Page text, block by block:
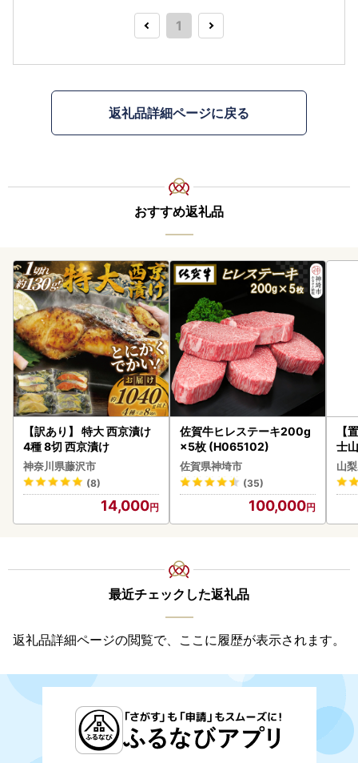
1
返礼品詳細ページに戻る
おすすめ返礼品
【訳あり】 特大 西京漬け
4種 8切 西京漬け
神奈川県藤沢市
(8)
14,000
佐賀牛ヒレステーキ200g
×5枚 (H065102)
佐賀県神埼市
(35)
100,000
【
士
山
最近チェックした返礼品
返礼品詳細ページの閲覧で、ここに履歴が表示されます。